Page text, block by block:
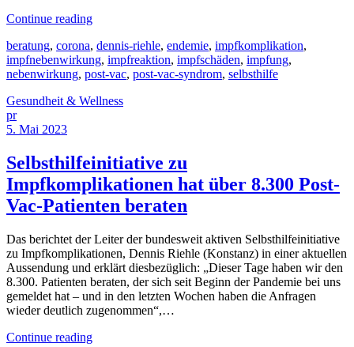
Continue reading
beratung, corona, dennis-riehle, endemie, impfkomplikation,
impfnebenwirkung, impfreaktion, impfschäden, impfung,
nebenwirkung, post-vac, post-vac-syndrom, selbsthilfe
Gesundheit & Wellness
pr
5. Mai 2023
Selbsthilfeinitiative zu
Impfkomplikationen hat über 8.300 Post-
Vac-Patienten beraten
Das berichtet der Leiter der bundesweit aktiven Selbsthilfeinitiative
zu Impfkomplikationen, Dennis Riehle (Konstanz) in einer aktuellen
Aussendung und erklärt diesbezüglich: „Dieser Tage haben wir den
8.300. Patienten beraten, der sich seit Beginn der Pandemie bei uns
gemeldet hat – und in den letzten Wochen haben die Anfragen
wieder deutlich zugenommen“,…
Continue reading